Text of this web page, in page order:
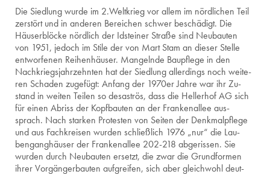
Die Sied­lung wurde im 2.​Weltkrieg vor allem im nörd­li­chen Teil
zer­stört und in an­de­ren Be­rei­chen schwer be­schä­digt. Die
Häu­ser­blö­cke nörd­lich der Id­stei­ner Stra­ße sind Neu­bau­ten
von 1951, je­doch im Stile der von Mart Stam an die­ser Stel­le
ent­wor­fe­nen Rei­hen­häu­ser. Man­geln­de Baupfle­ge in den
Nach­kriegs­jahr­zehn­ten hat der Sied­lung al­ler­dings noch wei­te­
ren Scha­den zu­ge­fügt: An­fang der 1970er Jahre war ihr Zu­
stand in wei­ten Tei­len so de­sas­trös, dass die Hel­ler­hof AG sich
für einen Ab­riss der Kopf­bau­ten an der Fran­ken­al­lee aus­
sprach. Nach star­ken Pro­tes­ten von Sei­ten der Denk­mal­pfle­ge
und aus Fach­krei­sen wur­den schließ­lich 1976 „nur“ die Lau­
ben­gang­häu­ser der Fran­ken­al­lee 202-218 ab­ge­ris­sen. Sie
wur­den durch Neu­bau­ten er­setzt, die zwar die Grund­for­men
ihrer Vor­gän­ger­bau­ten auf­grei­fen, sich aber gleich­wohl deut­